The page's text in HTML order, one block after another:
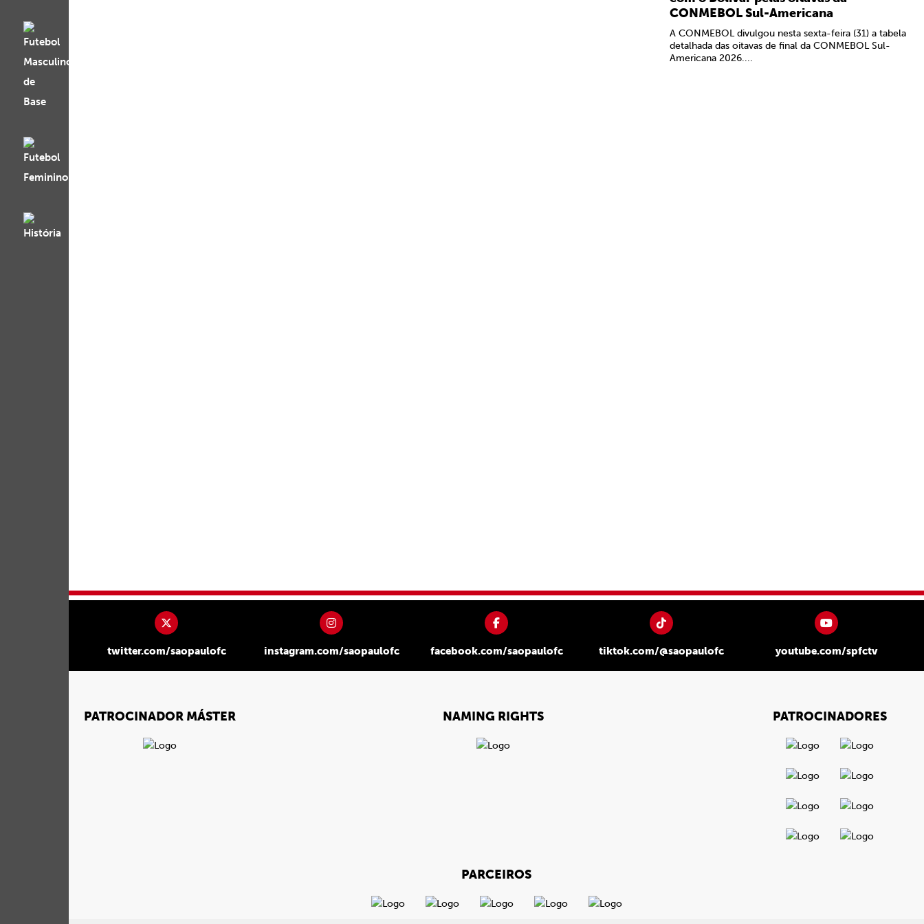
CONMEBOL Sul-Americana
A CONMEBOL divulgou nesta sexta-feira (31) a tabela
detalhada das oitavas de final da CONMEBOL Sul-
Americana 2026....
twitter.com/saopaulofc instagram.com/saopaulofc facebook.com/saopaulofc tiktok.com/@saopaulofc youtube.com/spfctv
PATROCINADOR MÁSTER NAMING RIGHTS PATROCINADORES
PARCEIROS